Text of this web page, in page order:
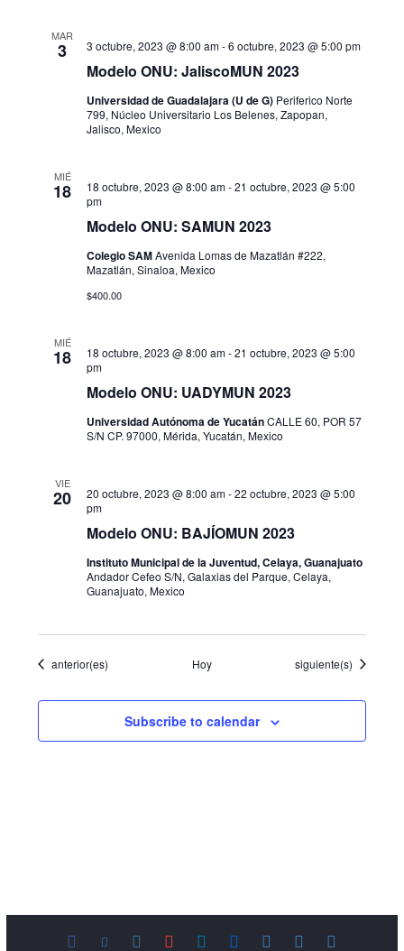
o
MAR
3
Modelo ONU: JaliscoMUN 2023
3 octubre, 2023 @ 8:00 am-6 octubre, 2023 @ 5:00 pm
Universidad de Guadalajara (U de G) Periferico Norte
799, Núcleo Universitario Los Belenes, Zapopan,
Jalisco, Mexico
MIÉ
18
Modelo ONU: SAMUN 2023
18 octubre, 2023 @ 8:00 am-21 octubre, 2023 @ 5:00
pm
Colegio SAMAvenida Lomas de Mazatlán #222,
Mazatlán, Sinaloa, Mexico
$400.00
MIÉ
18
Modelo ONU: UADYMUN 2023
18 octubre, 2023 @ 8:00 am-21 octubre, 2023 @ 5:00
pm
Universidad Autónoma de YucatánCALLE 60, POR 57
S/N CP. 97000, Mérida, Yucatán, Mexico
VIE
20
Modelo ONU: BAJÍOMUN 2023
20 octubre, 2023 @ 8:00 am-22 octubre, 2023 @ 5:00
pm
Instituto Municipal de la Juventud, Celaya, Guanajuato
Andador Cefeo S/N, Galaxias del Parque, Celaya,
Guanajuato, Mexico
Eventos
anterior(es) Hoy Eventos
siguiente(s)
Subscribe to calendar